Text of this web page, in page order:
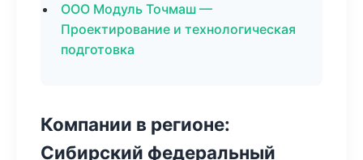
ООО Модуль Точмаш —
Проектирование и технологическая
подготовка
Компании в регионе:
Сибирский федеральный